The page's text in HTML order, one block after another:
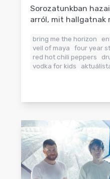
Sorozatunkban
arról, mit hallgatnak
bring me the horizon
veil of maya
four year
red hot chili peppers
vodka for kids